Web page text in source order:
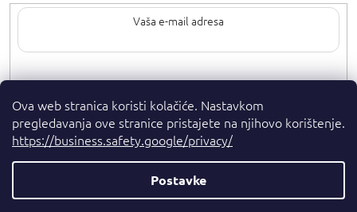
Ova web stranica koristi kolačiće. Nastavkom
pregledavanja ove stranice pristajete na njihovo korištenje.
https://business.safety.google/privacy/
Postavke
Upisom svoje e-pošte pristajete nauvjete privatnosti.
Autorska prava 2026Parfumshop.hr. Sva prava pridržana.